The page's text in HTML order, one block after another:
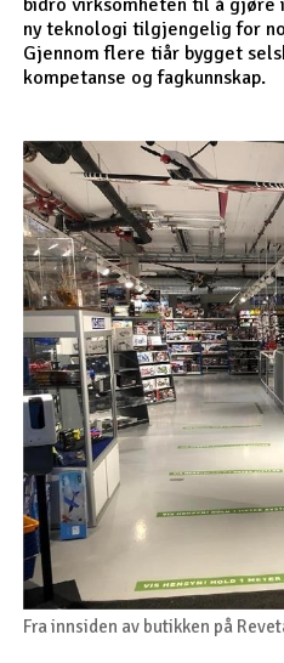
ny teknologi tilgjengelig for
Gjennom flere tiår bygget
kompetanse og fagkunnskap.
Fra innsiden av butikken på